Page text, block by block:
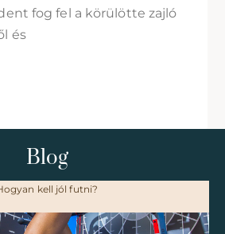
fog fel a körülötte zajló
és
Blog
kell jól futni?